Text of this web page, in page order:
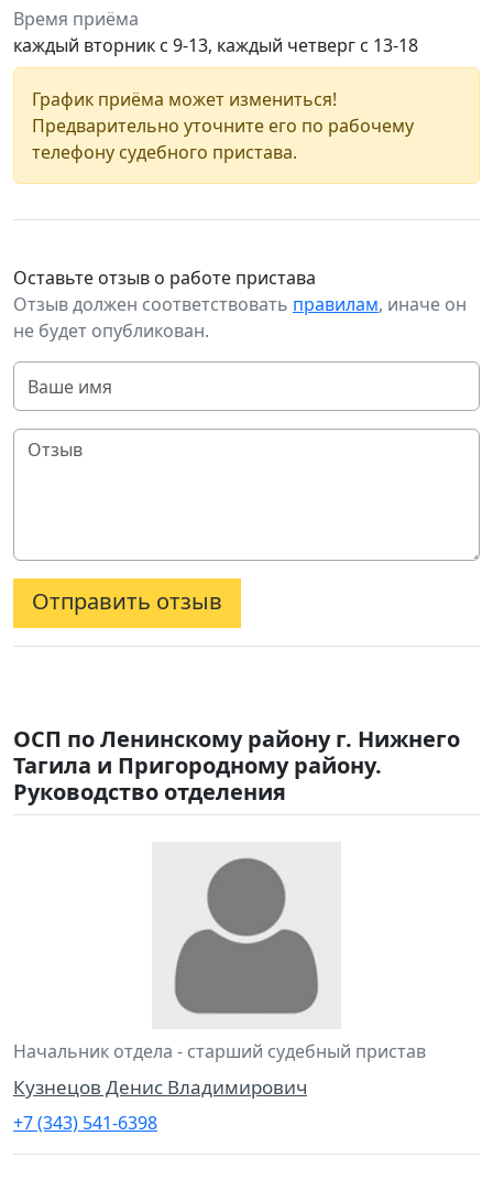
Время приёма
каждый вторник с 9-13, каждый четверг с 13-18
График приёма может измениться!
Предварительно уточните его по рабочему
телефону судебного пристава.
Оставьте отзыв о работе пристава
Отзыв должен соответствовать правилам, иначе он
не будет опубликован.
Отправить отзыв
ОСП по Ленинскому району г. Нижнего
Тагила и Пригородному району.
Руководство отделения
Начальник отдела - старший судебный пристав
Кузнецов Денис Владимирович
+7 (343) 541-6398